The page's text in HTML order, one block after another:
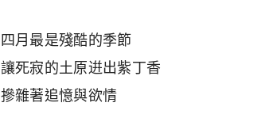
四月最是殘酷的季節
讓死寂的土原逬出紫丁香
摻雜著追憶與欲情